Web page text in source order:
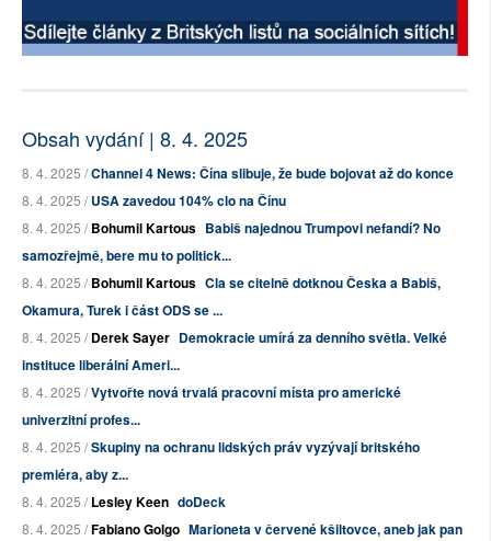
Obsah vydání | 8. 4. 2025
8. 4. 2025 /Channel 4 News: Čína slibuje, že bude bojovat až do konce
8. 4. 2025 /USA zavedou 104% clo na Čínu
8. 4. 2025 /Bohumil Kartous Babiš najednou Trumpovi nefandí? No
samozřejmě, bere mu to politick...
8. 4. 2025 /Bohumil Kartous Cla se citelně dotknou Česka a Babiš,
Okamura, Turek i část ODS se ...
8. 4. 2025 /Derek Sayer Demokracie umírá za denního světla. Velké
instituce liberální Ameri...
8. 4. 2025 /Vytvořte nová trvalá pracovní místa pro americké
univerzitní profes...
8. 4. 2025 /Skupiny na ochranu lidských práv vyzývají britského
premiéra, aby z...
8. 4. 2025 /Lesley Keen doDeck
8. 4. 2025 /Fabiano Golgo Marioneta v červené kšiltovce, aneb jak pan